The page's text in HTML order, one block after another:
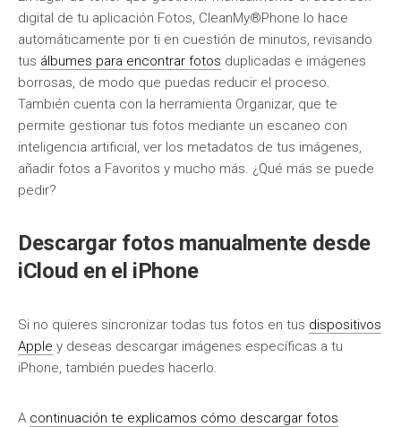
digital de tu aplicación Fotos, CleanMy®Phone lo hace
automáticamente por ti en cuestión de minutos, revisando
tus álbumes para encontrar fotos duplicadas e imágenes
borrosas, de modo que puedas reducir el proceso.
También cuenta con la herramienta Organizar, que te
permite gestionar tus fotos mediante un escaneo con
inteligencia artificial, ver los metadatos de tus imágenes,
añadir fotos a Favoritos y mucho más. ¿Qué más se puede
pedir?
Descargar fotos manualmente desde
iCloud en el iPhone
Si no quieres sincronizar todas tus fotos en tus dispositivos
Apple y deseas descargar imágenes específicas a tu
iPhone, también puedes hacerlo.
A continuación te explicamos cómo descargar fotos